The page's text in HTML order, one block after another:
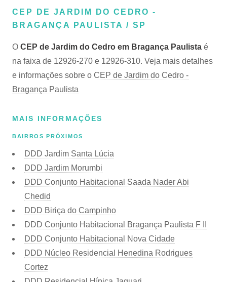
CEP DE JARDIM DO CEDRO -
BRAGANÇA PAULISTA / SP
O CEP de Jardim do Cedro em Bragança Paulista é
na faixa de 12926-270 e 12926-310. Veja mais detalhes
e informações sobre o CEP de Jardim do Cedro -
Bragança Paulista
MAIS INFORMAÇÕES
BAIRROS PRÓXIMOS
DDD Jardim Santa Lúcia
DDD Jardim Morumbi
DDD Conjunto Habitacional Saada Nader Abi
Chedid
DDD Biriça do Campinho
DDD Conjunto Habitacional Bragança Paulista F II
DDD Conjunto Habitacional Nova Cidade
DDD Núcleo Residencial Henedina Rodrigues
Cortez